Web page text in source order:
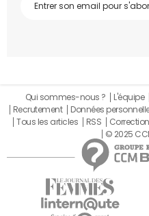
Qui sommes-nous ? L'équipe
Recrutement
Données
Tous les articles
RSS
© 2025